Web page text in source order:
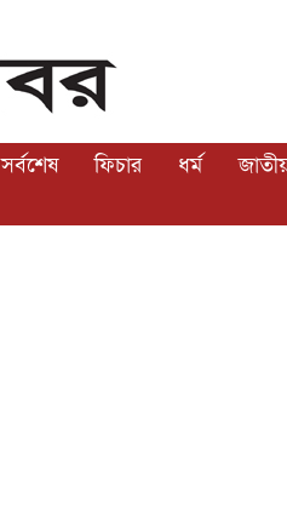
সর্বশেষ ফিচার ধর্ম